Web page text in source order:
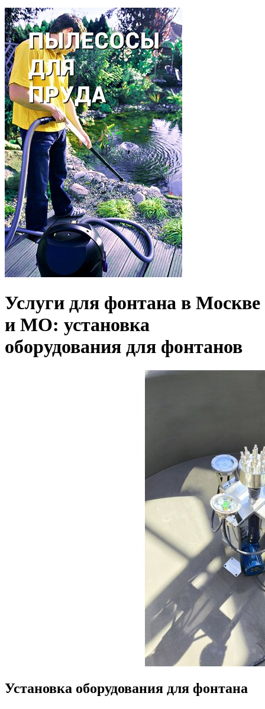
Услуги для фонтана в Москве
и МО: установка
оборудования для фонтанов
Установка оборудования для фонтана